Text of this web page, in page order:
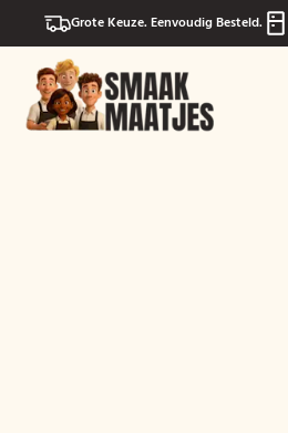
Grote Keuze. Eenvoudig Besteld.